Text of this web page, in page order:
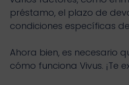
préstamo, el plazo de
condiciones específicas
Ahora bien, es necesario
cómo funciona Vivus. ¡Te